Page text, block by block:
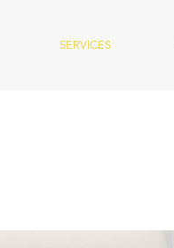
SERVICES